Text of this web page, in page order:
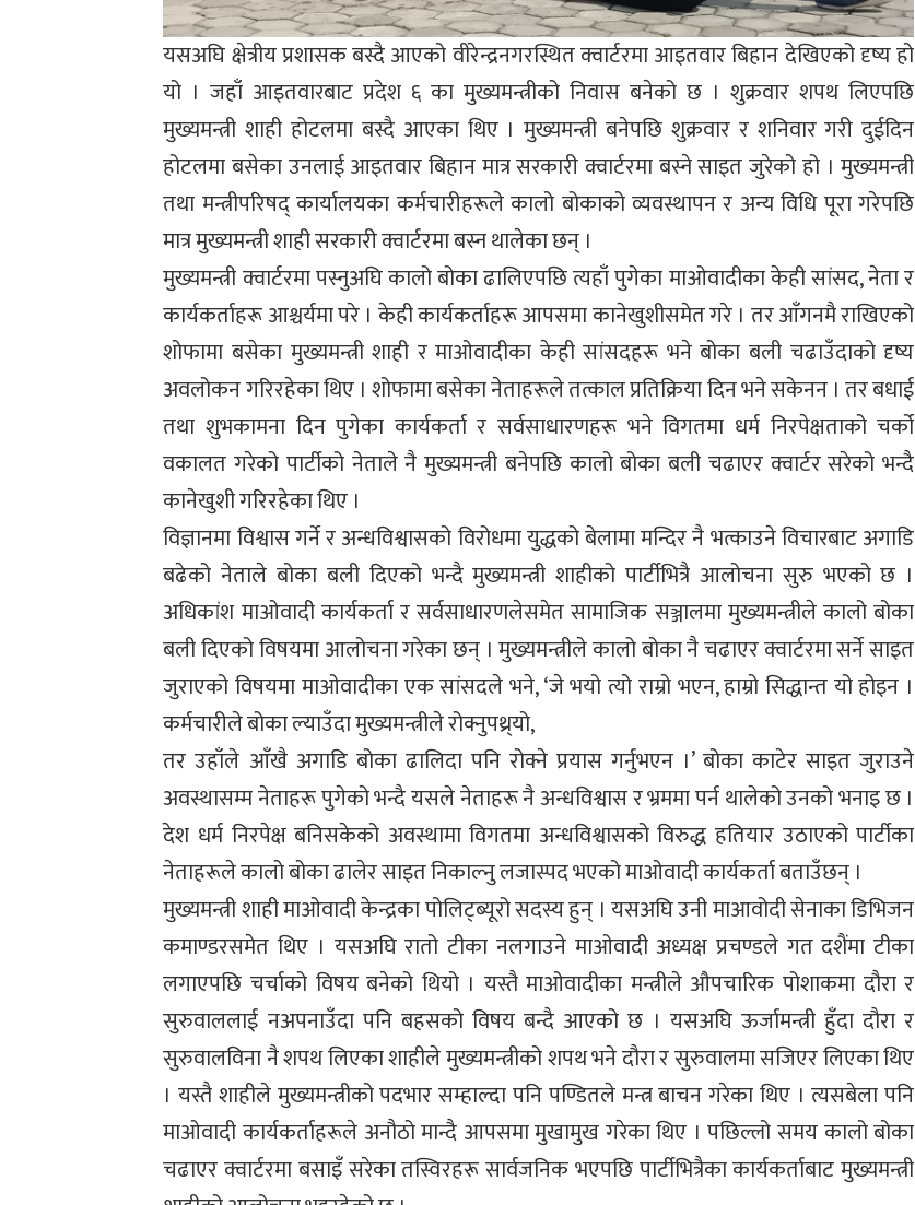
यसअघि क्षेत्रीय प्रशासक बस्दै आएको वीरेन्द्रनगरस्थित क्वार्टरमा आइतवार बिहान देखिएको दृष्य हो
यो । जहाँ आइतवारबाट प्रदेश ६ का मुख्यमन्त्रीको निवास बनेको छ । शुक्रवार शपथ लिएपछि
मुख्यमन्त्री शाही होटलमा बस्दै आएका थिए । मुख्यमन्त्री बनेपछि शुक्रवार र शनिवार गरी दुईदिन
होटलमा बसेका उनलाई आइतवार बिहान मात्र सरकारी क्वार्टरमा बस्ने साइत जुरेको हो । मुख्यमन्त्री
तथा मन्त्रीपरिषद् कार्यालयका कर्मचारीहरूले कालो बोकाको व्यवस्थापन र अन्य विधि पूरा गरेपछि
मात्र मुख्यमन्त्री शाही सरकारी क्वार्टरमा बस्न थालेका छन् ।
मुख्यमन्त्री क्वार्टरमा पस्नुअघि कालो बोका ढालिएपछि त्यहाँ पुगेका माओवादीका केही सांसद, नेता र
कार्यकर्ताहरू आश्चर्यमा परे । केही कार्यकर्ताहरू आपसमा कानेखुशीसमेत गरे । तर आँगनमै राखिएको
शोफामा बसेका मुख्यमन्त्री शाही र माओवादीका केही सांसदहरू भने बोका बली चढाउँदाको दृष्य
अवलोकन गरिरहेका थिए । शोफामा बसेका नेताहरूले तत्काल प्रतिक्रिया दिन भने सकेनन । तर बधाई
तथा शुभकामना दिन पुगेका कार्यकर्ता र सर्वसाधारणहरू भने विगतमा धर्म निरपेक्षताको चर्को
वकालत गरेको पार्टीको नेताले नै मुख्यमन्त्री बनेपछि कालो बोका बली चढाएर क्वार्टर सरेको भन्दै
कानेखुशी गरिरहेका थिए ।
विज्ञानमा विश्वास गर्ने र अन्धविश्वासको विरोधमा युद्धको बेलामा मन्दिर नै भत्काउने विचारबाट अगाडि
बढेको नेताले बोका बली दिएको भन्दै मुख्यमन्त्री शाहीको पार्टीभित्रै आलोचना सुरु भएको छ ।
अधिकांश माओवादी कार्यकर्ता र सर्वसाधारणलेसमेत सामाजिक सञ्जालमा मुख्यमन्त्रीले कालो बोका
बली दिएको विषयमा आलोचना गरेका छन् । मुख्यमन्त्रीले कालो बोका नै चढाएर क्वार्टरमा सर्ने साइत
जुराएको विषयमा माओवादीका एक सांसदले भने, ‘जे भयो त्यो राम्रो भएन, हाम्रो सिद्धान्त यो होइन ।
कर्मचारीले बोका ल्याउँदा मुख्यमन्त्रीले रोक्नुपथ्र्यो,
तर उहाँले आँखै अगाडि बोका ढालिदा पनि रोक्ने प्रयास गर्नुभएन ।’ बोका काटेर साइत जुराउने
अवस्थासम्म नेताहरू पुगेको भन्दै यसले नेताहरू नै अन्धविश्वास र भ्रममा पर्न थालेको उनको भनाइ छ ।
देश धर्म निरपेक्ष बनिसकेको अवस्थामा विगतमा अन्धविश्वासको विरुद्ध हतियार उठाएको पार्टीका
नेताहरूले कालो बोका ढालेर साइत निकाल्नु लजास्पद भएको माओवादी कार्यकर्ता बताउँछन् ।
मुख्यमन्त्री शाही माओवादी केन्द्रका पोलिट्ब्यूरो सदस्य हुन् । यसअघि उनी माआवोदी सेनाका डिभिजन
कमाण्डरसमेत थिए । यसअघि रातो टीका नलगाउने माओवादी अध्यक्ष प्रचण्डले गत दशैंमा टीका
लगाएपछि चर्चाको विषय बनेको थियो । यस्तै माओवादीका मन्त्रीले औपचारिक पोशाकमा दौरा र
सुरुवाललाई नअपनाउँदा पनि बहसको विषय बन्दै आएको छ । यसअघि ऊर्जामन्त्री हुँदा दौरा र
सुरुवालविना नै शपथ लिएका शाहीले मुख्यमन्त्रीको शपथ भने दौरा र सुरुवालमा सजिएर लिएका थिए
। यस्तै शाहीले मुख्यमन्त्रीको पदभार सम्हाल्दा पनि पण्डितले मन्त्र बाचन गरेका थिए । त्यसबेला पनि
माओवादी कार्यकर्ताहरूले अनौठो मान्दै आपसमा मुखामुख गरेका थिए । पछिल्लो समय कालो बोका
चढाएर क्वार्टरमा बसाइँ सरेका तस्विरहरू सार्वजनिक भएपछि पार्टीभित्रैका कार्यकर्ताबाट मुख्यमन्त्री